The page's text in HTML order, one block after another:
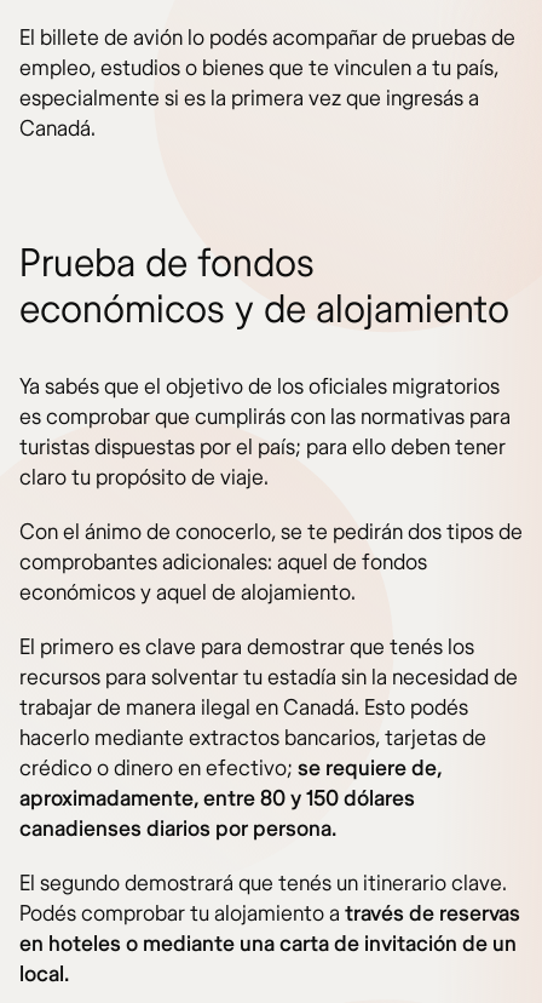
El billete de avión lo podés acompañar de pruebas de
empleo, estudios o bienes que te vinculen a tu país,
especialmente si es la primera vez que ingresás a
Canadá.
Prueba de fondos
económicos y de alojamiento
Ya sabés que el objetivo de los oficiales migratorios
es comprobar que cumplirás con las normativas para
turistas dispuestas por el país; para ello deben tener
claro tu propósito de viaje.
Con el ánimo de conocerlo, se te pedirán dos tipos de
comprobantes adicionales: aquel de fondos
económicos y aquel de alojamiento.
El primero es clave para demostrar que tenés los
recursos para solventar tu estadía sin la necesidad de
trabajar de manera ilegal en Canadá. Esto podés
hacerlo mediante extractos bancarios, tarjetas de
crédico o dinero en efectivo; se requiere de,
aproximadamente, entre 80 y 150 dólares
canadienses diarios por persona.
El segundo demostrará que tenés un itinerario clave.
Podés comprobar tu alojamiento a través de reservas
en hoteles o mediante una carta de invitación de un
local.